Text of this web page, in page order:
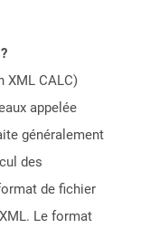
XML CALC)
appelée
généralement
des
de fichier
Le format